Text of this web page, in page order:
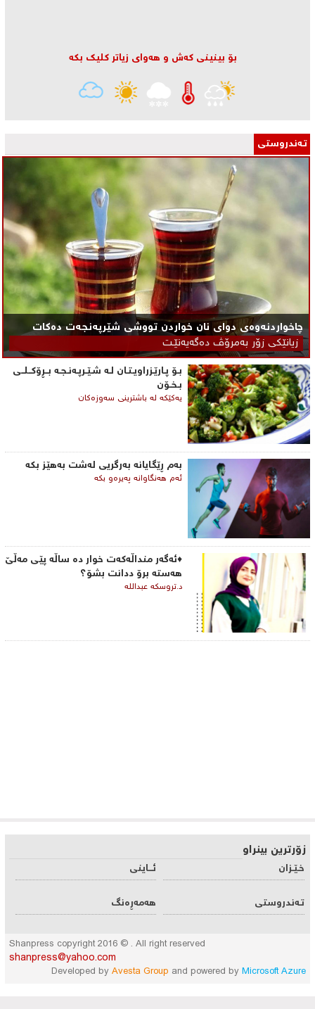
بۆ بینینی كه‌ش و هه‌وای زیاتر كلیك بكه‌
تـه‌ندروستی
چاخواردنەوەی دوای نان خواردن تووشی شێرپه‌نجه‌ت ده‌كات
زیانێكی زۆر به‌مرۆڤ ده‌گه‌یه‌نێـت
بـۆ پـارێـزراویـتـان لـه‌ شـێـرپـه‌نـجـه‌ بــڕۆكــلــی‌
بـخـۆن
یه‌كێكه‌ له‌ باشترینی‌ سه‌وزه‌كان
به‌م ڕێگایانه‌ به‌رگریی‌ له‌شت به‌هێز بكه‌
ئه‌م هه‌نگاوانه‌ په‌یره‌و بكه‌
♦ئەگەر منداڵەکەت خوار دە ساڵە پێی مەڵێ
هەستە برۆ ددانت بشۆ؟
د.تروسکە عبداللە
زۆرترین بینراو
خـێـزان ئـــاینی
تـه‌ندروستی هه‌مه‌ڕه‌نگ
Shanpress copyright 2016 © . All right reserved
shanpress@yahoo.com
Developed by Avesta Group and powered by Microsoft Azure